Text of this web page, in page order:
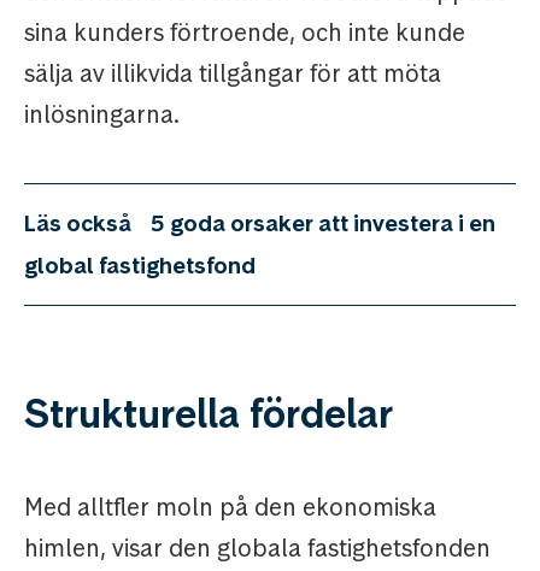
sina kunders förtroende, och inte kunde
sälja av illikvida tillgångar för att möta
inlösningarna.
Läs också
5 goda orsaker att investera i en
global fastighetsfond
Strukturella fördelar
Med alltfler moln på den ekonomiska
himlen, visar den globala fastighetsfonden